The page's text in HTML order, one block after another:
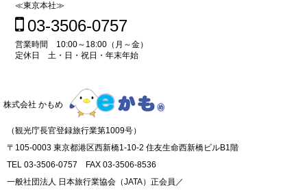
≪東京本社≫
03-3506-0757
営業時間 10:00～18:00（月～金）
定休日 土・日・祝日・年末年始
株式会社 かもめ
（観光庁長官登録旅行業第1009号）
〒105-0003 東京都港区西新橋1-10-2 住友生命西新橋ビルB1階
TEL 03-3506-0757 FAX 03-3506-8536
一般社団法人 日本旅行業協会（JATA）正会員／